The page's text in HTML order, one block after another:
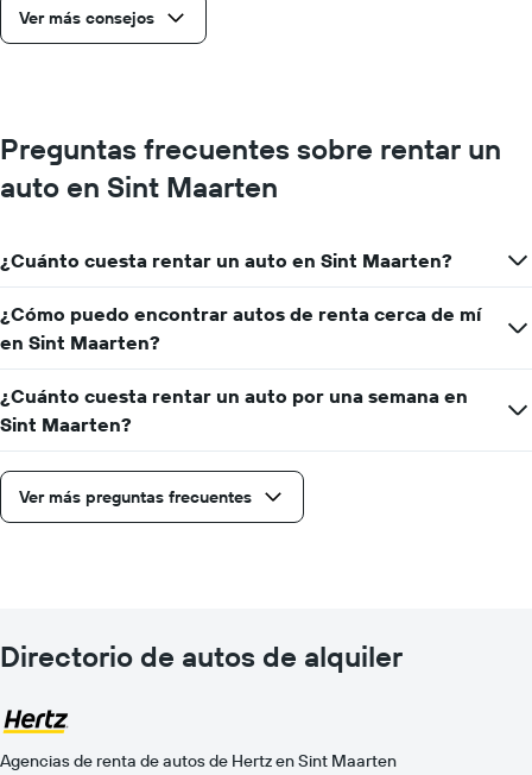
Ver más consejos
Preguntas frecuentes sobre rentar un
auto en Sint Maarten
¿Cuánto cuesta rentar un auto en Sint Maarten?
¿Cómo puedo encontrar autos de renta cerca de mí
en Sint Maarten?
¿Cuánto cuesta rentar un auto por una semana en
Sint Maarten?
Ver más preguntas frecuentes
Directorio de autos de alquiler
Agencias de renta de autos de Hertz en Sint Maarten